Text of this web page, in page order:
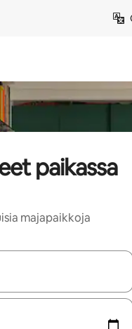
paikassa
majapaikkoja
navigoi ylös- ja alas-